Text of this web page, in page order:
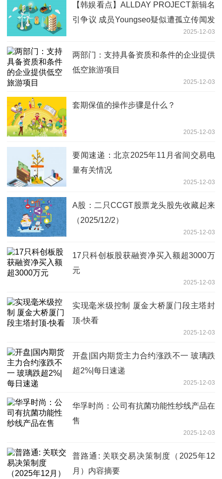
【韩娱看点】ALLDAY PROJECT新辑名
引争议 成员Youngseo疑似遭孤立传闻发
2025-12-03
两部门：支持具备资质和条件的企业提供
低空旅游项目
2025-12-03
套期保值的操作步骤是什么？
2025-12-03
要闻速递：北京2025年11月省间交易电
量有关情况
2025-12-03
A股：二只CCGT股票龙头股先收藏起来
（2025/12/2）
2025-12-03
17只科创板股获融资净买入额超3000万
元
2025-12-03
实现毫米级控制 厦金大桥厦门段主塔封
顶-快看
2025-12-03
开盘|国内期货主力合约涨跌不一 玻璃跌
超2%|每日速递
2025-12-03
华孚时尚：公司有抗菌功能性纱线产品在
售
2025-12-03
普路通: 关联交易决策制度（2025年12
月）内容摘要